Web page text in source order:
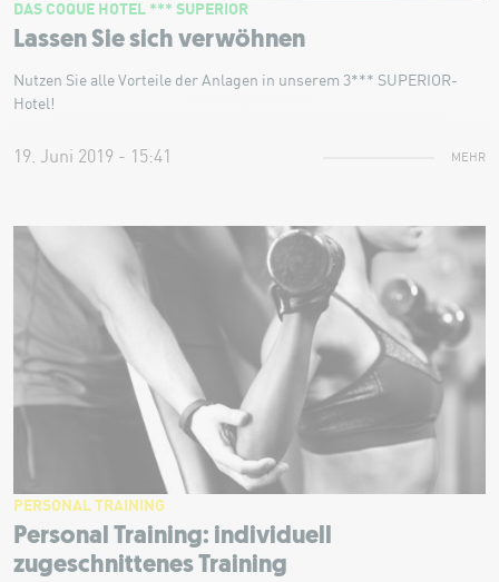
Lassen Sie sich verwöhnen
DAS COQUE HOTEL *** SUPERIOR
Nutzen Sie alle Vorteile der Anlagen in unserem 3*** SUPERIOR-
Hotel!
19. Juni 2019 - 15:41 MEHR
Personal Training: individuell
zugeschnittenes Training
PERSONAL TRAINING